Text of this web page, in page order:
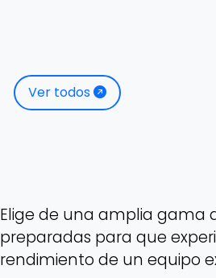
Ver todos
Elige de una amplia gama
preparadas para que
rendimiento de un equipo